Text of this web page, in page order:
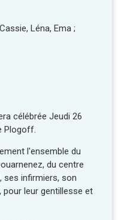
Léna, Ema ;
célébrée Jeudi 26
Plogoff.
l'ensemble du
du centre
ses infirmiers, son
leur gentillesse et